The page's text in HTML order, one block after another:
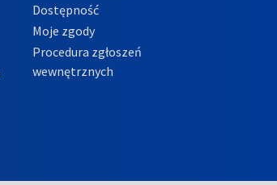
Dostępność
Moje zgody
Procedura zgłoszeń
wewnętrznych